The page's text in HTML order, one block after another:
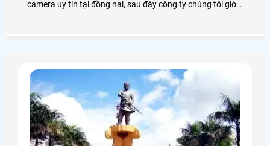
camera uy tín tại đồng nai, sau đây công ty chúng tôi giới